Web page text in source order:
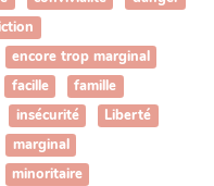
encore trop marginal
facille
famille
insécurité
Liberté
marginal
minoritaire